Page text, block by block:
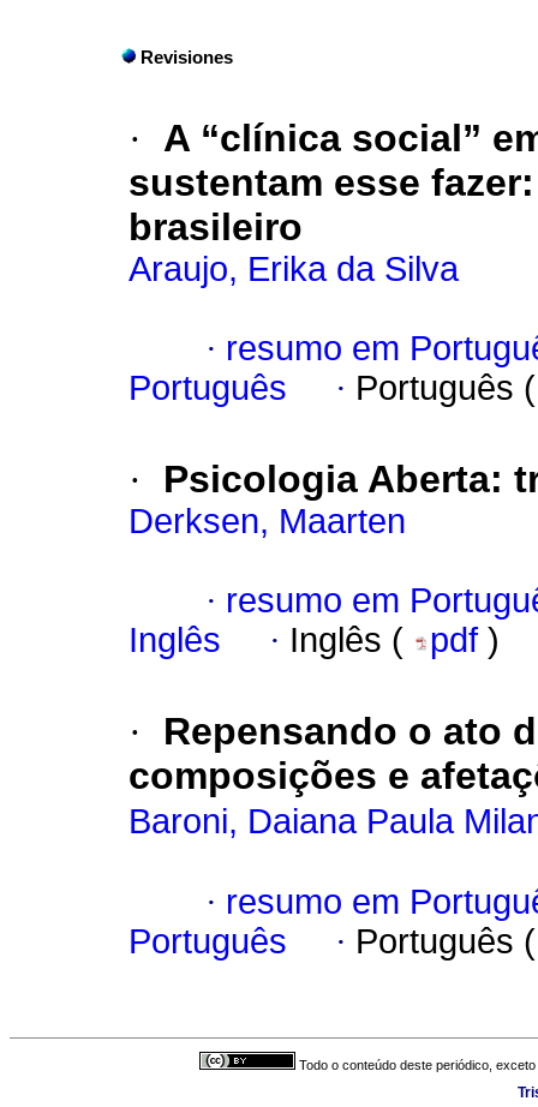
Revisiones
·
A “clínica social”
sustentam esse
brasileiro
Araujo, Erika da Silva
· resumo em
Português
· Português
· Psicologia Aberta:
Derksen, Maarten
· resumo em
Inglês
· Inglês ( pdf )
·
Repensando o ato
composições e
Baroni, Daiana Paula
· resumo em
Português
· Português
Todo o conteúdo deste periódico,